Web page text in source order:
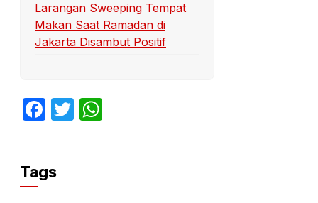
Larangan Sweeping Tempat
Makan Saat Ramadan di
Jakarta Disambut Positif
Facebook
Twitter
Tags